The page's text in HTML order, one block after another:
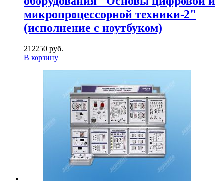
микропроцессорной техники-2"
(исполнение с ноутбуком)
212250 руб.
В корзину